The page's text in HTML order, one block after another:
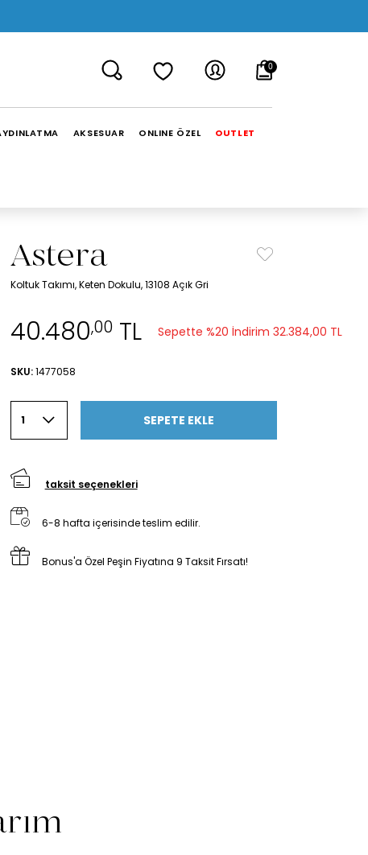
0
AKSESUAR ONLINE ÖZEL OUTLET
Astera
Koltuk Takımı, Keten Dokulu, 13108 Açık Gri
40.480,00TL Sepette %20 İndirim 32.384,00 TL
SKU: 1477058
1 SEPETE EKLE
taksit seçenekleri
6-8 hafta içerisinde teslim edilir.
Bonus'a Özel Peşin Fiyatına 9 Taksit Fırsatı!